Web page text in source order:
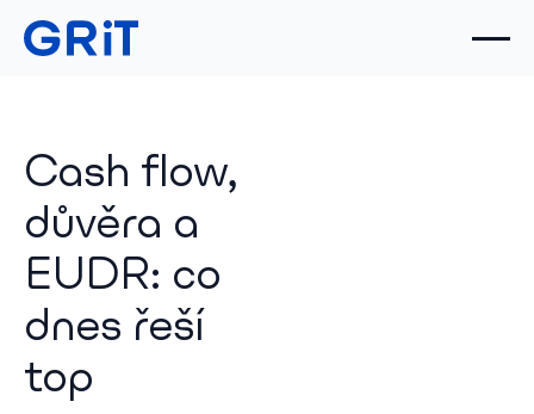
Cash flow,
důvěra a
EUDR: co
dnes řeší
top